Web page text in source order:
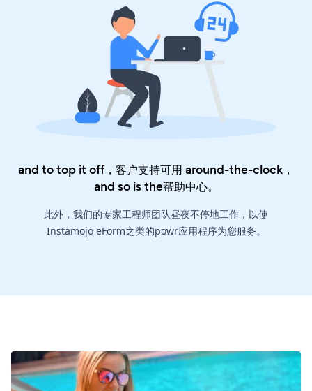
and to top it off，客户支持可用 around-the-clock，
and so is the帮助中心。
此外，我们的专家工程师团队昼夜不停地工作，以使
Instamojo eForm之类的powr应用程序为您服务。